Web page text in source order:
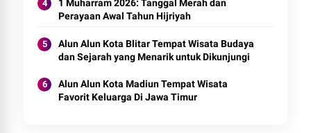
1 Muharram 2026: Tanggal Merah dan
Perayaan Awal Tahun Hijriyah
Alun Alun Kota Blitar Tempat Wisata Budaya
dan Sejarah yang Menarik untuk Dikunjungi
Alun Alun Kota Madiun Tempat Wisata
Favorit Keluarga Di Jawa Timur